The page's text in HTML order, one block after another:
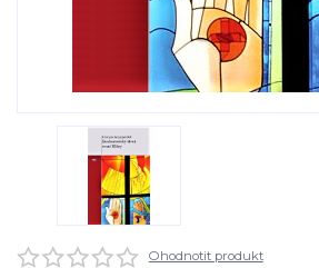
Ohodnotit produkt